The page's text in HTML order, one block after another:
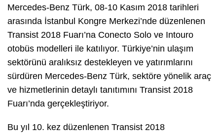
Mercedes-Benz Türk, 08-10 Kasım 2018 tarihleri
arasında İstanbul Kongre Merkezi’nde düzenlenen
Transist 2018 Fuarı’na Conecto Solo ve Intouro
otobüs modelleri ile katılıyor. Türkiye’nin ulaşım
sektörünü aralıksız destekleyen ve yatırımlarını
sürdüren Mercedes-Benz Türk, sektöre yönelik araç
ve hizmetlerinin detaylı tanıtımını Transist 2018
Fuarı’nda gerçekleştiriyor.
Bu yıl 10. kez düzenlenen Transist 2018